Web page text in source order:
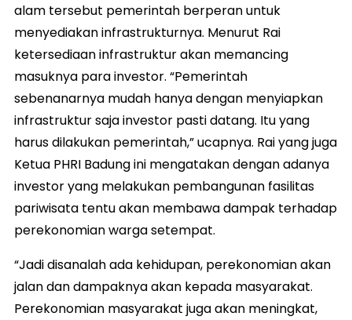
alam tersebut pemerintah berperan untuk
menyediakan infrastrukturnya. Menurut Rai
ketersediaan infrastruktur akan memancing
masuknya para investor. “Pemerintah
sebenanarnya mudah hanya dengan menyiapkan
infrastruktur saja investor pasti datang. Itu yang
harus dilakukan pemerintah,” ucapnya. Rai yang juga
Ketua PHRI Badung ini mengatakan dengan adanya
investor yang melakukan pembangunan fasilitas
pariwisata tentu akan membawa dampak terhadap
perekonomian warga setempat.
“Jadi disanalah ada kehidupan, perekonomian akan
jalan dan dampaknya akan kepada masyarakat.
Perekonomian masyarakat juga akan meningkat,